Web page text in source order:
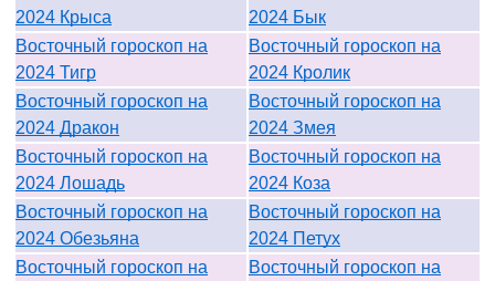
2024 Крыса
2024 Бык
Восточный гороскоп на
2024 Тигр
Восточный гороскоп на
2024 Кролик
Восточный гороскоп на
2024 Дракон
Восточный гороскоп на
2024 Змея
Восточный гороскоп на
2024 Лошадь
Восточный гороскоп на
2024 Коза
Восточный гороскоп на
2024 Обезьяна
Восточный гороскоп на
2024 Петух
Восточный гороскоп на
Восточный гороскоп на